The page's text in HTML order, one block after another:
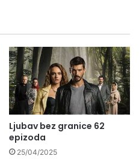
Ljubav bez granice 62
epizoda
25/04/2025